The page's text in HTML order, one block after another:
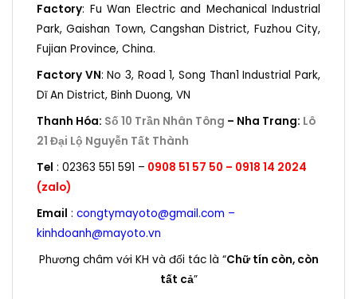
Factory: Fu Wan Electric and Mechanical Industrial
Park, Gaishan Town, Cangshan District, Fuzhou City,
Fujian Province, China.
Factory VN: No 3, Road 1, Song Than1 Industrial Park,
Dĩ An District, Binh Duong, VN
Thanh Hóa: Số 10 Trần Nhân Tông – Nha Trang: Lô
21 Đại Lộ Nguyễn Tất Thành
Tel : 02363 551 591 – 0908 51 57 50 – 0918 14 2024
(zalo)
Email : congtymayoto@gmail.com –
kinhdoanh@mayoto.vn
Phương châm với KH và đối tác là “Chữ tín còn, còn
tất cả”